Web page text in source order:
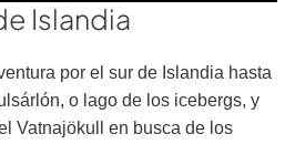
Islandia
por el sur de Islandia hasta
o lago de los icebergs, y
Vatnajökull en busca de los